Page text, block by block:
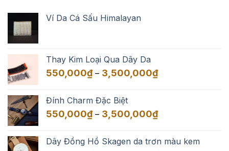
Ví Da Cá Sấu Himalayan
Thay Kim Loại Qua Dây Da
550,000₫ – 3,500,000₫Khoảng
đến
Đính Charm Đặc Biệt
550,000₫ – 3,500,000₫Khoảng
550,000₫
Dây Đồng Hồ Skagen da trơn màu kem